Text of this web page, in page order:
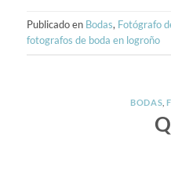
Publicado en Bodas, Fotógrafo
fotografos de boda en logroño
BODAS ,